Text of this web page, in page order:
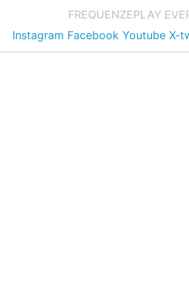
FREQUENZEPLAY
Instagram Facebook Youtube X-